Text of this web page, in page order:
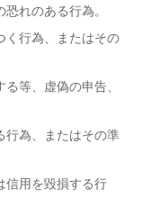
れのある行為。
く行為、またはその
等、虚偽の申告、
行為、またはその準
信用を毀損する行